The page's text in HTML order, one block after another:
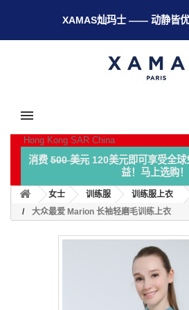
XAMAS灿玛士 —— 动静皆优
Hong Kong SAR China
消费500 美元120美元即可享受全球
益！马上选购！
女士 训练服
训练服上衣
大众最爱 Marion 长袖轻磨毛训练上衣